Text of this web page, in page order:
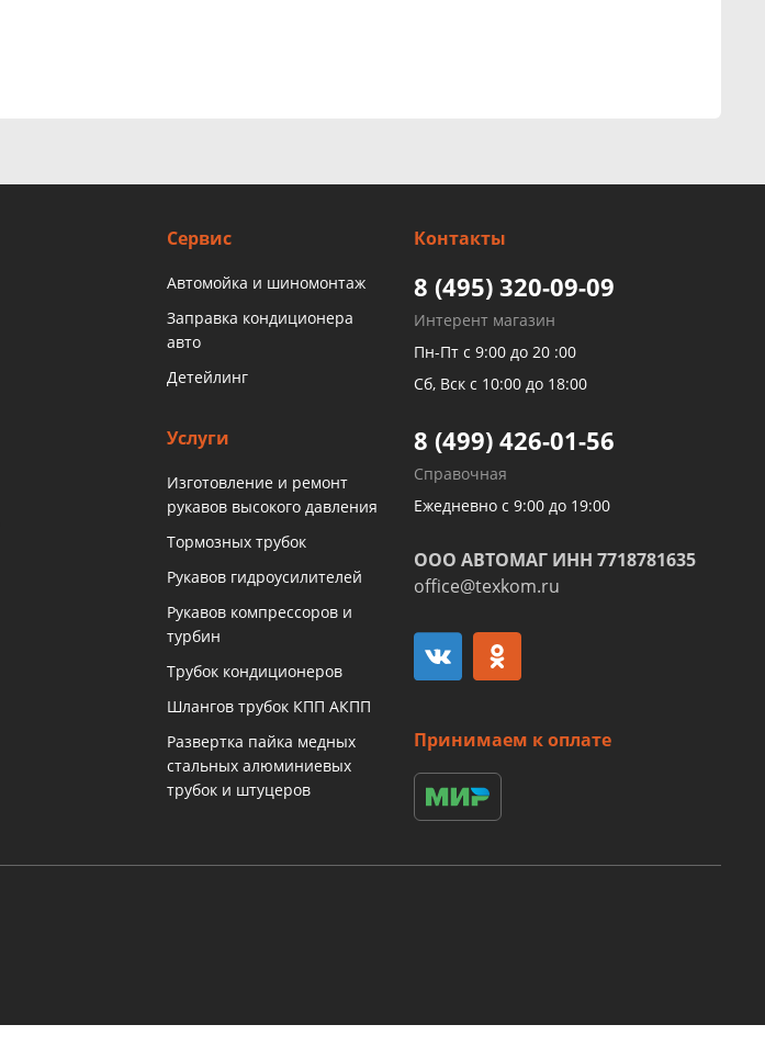
Сервис
Автомойка и шиномонтаж
Заправка кондиционера
авто
Детейлинг
Услуги
Изготовление и ремонт
рукавов высокого давления
Тормозных трубок
Рукавов гидроусилителей
Рукавов компрессоров и
турбин
Трубок кондиционеров
Шлангов трубок КПП АКПП
Развертка пайка медных
стальных алюминиевых
трубок и штуцеров
Контакты
8 (495) 320-09-09
Интерент магазин
Пн-Пт с 9:00 до 20 :00
Сб, Вск с 10:00 до 18:00
8 (499) 426-01-56
Справочная
Ежедневно с 9:00 до 19:00
ООО АВТОМАГ ИНН 7718781635
office@texkom.ru
Принимаем к оплате